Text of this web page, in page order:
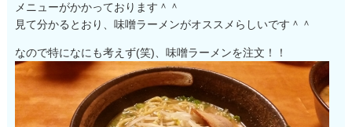
メニューがかかっております＾＾
見て分かるとおり、味噌ラーメンがオススメらしいです＾＾
なので特になにも考えず(笑)、味噌ラーメンを注文！！